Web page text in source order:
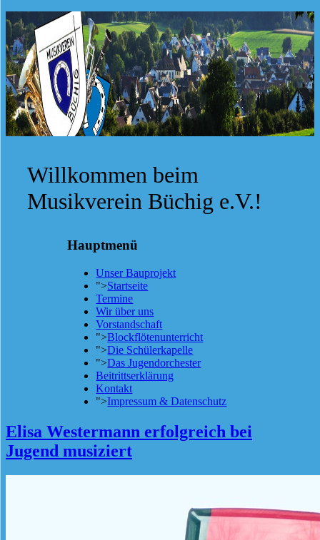
Willkommen beim
Musikverein Büchig e.V.!
Hauptmenü
Unser Bauprojekt
">Startseite
Termine
Wir über uns
Vorstandschaft
">Blockflötenunterricht
">Die Schülerkapelle
">Das Jugendorchester
Beitrittserklärung
Kontakt
">Impressum & Datenschutz
Elisa Westermann erfolgreich bei
Jugend musiziert